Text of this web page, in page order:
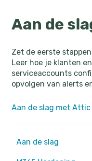
Aan de
Zet de eerste
Leer hoe je klanten
serviceaccounts
opvolgen van alerts
Aan de slag met
Aan de slag